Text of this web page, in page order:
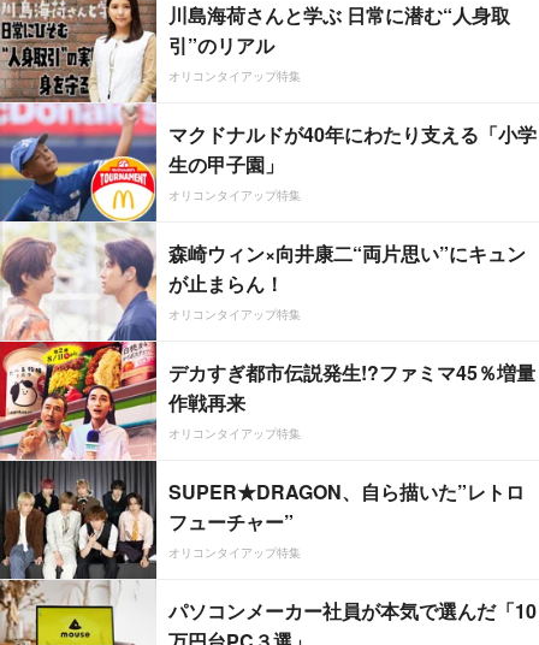
川島海荷さんと学ぶ 日常に潜む“人身取
引”のリアル
オリコンタイアップ特集
マクドナルドが40年にわたり支える「小学
生の甲子園」
オリコンタイアップ特集
森崎ウィン×向井康二“両片思い”にキュン
が止まらん！
オリコンタイアップ特集
デカすぎ都市伝説発生!?ファミマ45％増量
作戦再来
オリコンタイアップ特集
SUPER★DRAGON、自ら描いた”レトロ
フューチャー”
オリコンタイアップ特集
パソコンメーカー社員が本気で選んだ「10